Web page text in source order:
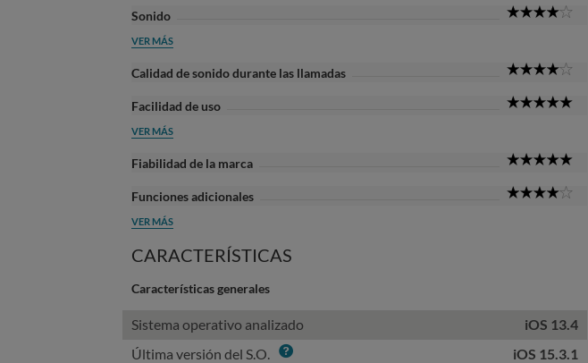
Sonido
VER MÁS
Calidad de sonido durante las llamadas
Facilidad de uso
VER MÁS
Fiabilidad de la marca
Funciones adicionales
VER MÁS
CARACTERÍSTICAS
Características generales
Sistema operativo analizado
iOS 13.4
Última versión del S.O. Info
iOS 15.3.1